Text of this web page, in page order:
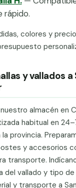
rápido.
colores y
y vallados a
almacén en
habitual en
provincia.
y accesorios
transporte.
del vallado y tipo
y transporte a